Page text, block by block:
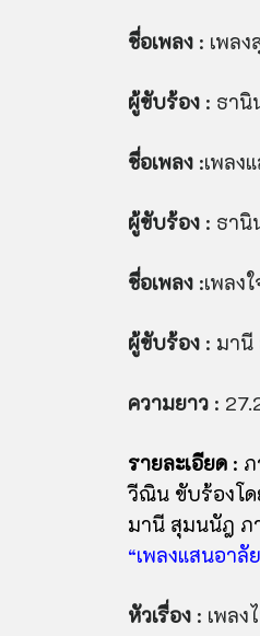
ชื่อเพลง : เพล
ผู้ขับร้อง : ธานิ
ชื่อเพลง :เพลง
ผู้ขับร้อง : ธานิ
ชื่อเพลง :เพลง
ผู้ขับร้อง : มา
ความยาว :
รายละเอียด :
วีณิน ขับร้องโ
มานี สุมนนัฎ ภ
“เพลงแสนอาลั
หัวเรื่อง : เพล